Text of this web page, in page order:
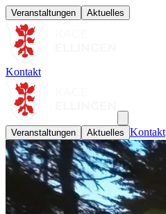
Veranstaltungen Aktuelles
Kontakt
Veranstaltungen Aktuelles Kontakt